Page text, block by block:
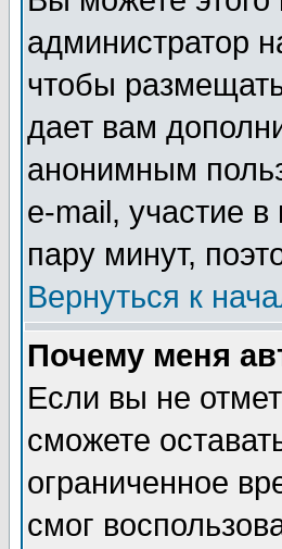
администратор
чтобы
дает вам
анонимным
e-mail, участие в
пару минут,
Вернуться к
Почему меня
Если вы не
сможете
ограниченное
смог